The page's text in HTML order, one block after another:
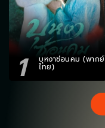
1 บุหงาซ่อนคม (พากย์
ไทย)